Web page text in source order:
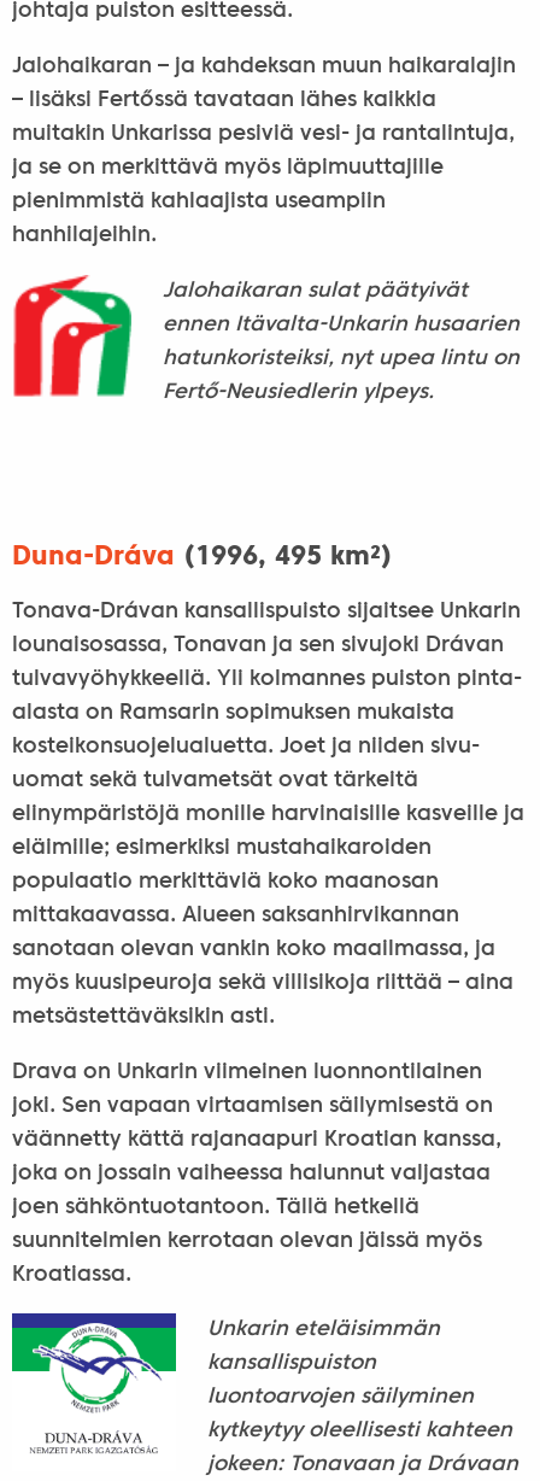
johtaja puiston esitteessä.
Jalohaikaran – ja kahdeksan muun haikaralajin
– lisäksi Fertőssä tavataan lähes kaikkia
muitakin Unkarissa pesiviä vesi- ja rantalintuja,
ja se on merkittävä myös läpimuuttajille
pienimmistä kahlaajista useampiin
hanhilajeihin.
Jalohaikaran sulat päätyivät
ennen Itävalta-Unkarin husaarien
hatunkoristeiksi, nyt upea lintu on
Fertő-Neusiedlerin ylpeys.
Duna-Dráva (1996, 495 km²)
Tonava-Drávan kansallispuisto sijaitsee Unkarin
lounaisosassa, Tonavan ja sen sivujoki Drávan
tulvavyöhykkeellä. Yli kolmannes puiston pinta-
alasta on Ramsarin sopimuksen mukaista
kosteikonsuojelualuetta. Joet ja niiden sivu-
uomat sekä tulvametsät ovat tärkeitä
elinympäristöjä monille harvinaisille kasveille ja
eläimille; esimerkiksi mustahaikaroiden
populaatio merkittäviä koko maanosan
mittakaavassa. Alueen saksanhirvikannan
sanotaan olevan vankin koko maailmassa, ja
myös kuusipeuroja sekä villisikoja riittää – aina
metsästettäväksikin asti.
Drava on Unkarin viimeinen luonnontilainen
joki. Sen vapaan virtaamisen säilymisestä on
väännetty kättä rajanaapuri Kroatian kanssa,
joka on jossain vaiheessa halunnut valjastaa
joen sähköntuotantoon. Tällä hetkellä
suunnitelmien kerrotaan olevan jäissä myös
Kroatiassa.
Unkarin eteläisimmän
kansallispuiston
luontoarvojen säilyminen
kytkeytyy oleellisesti kahteen
jokeen: Tonavaan ja Drávaan